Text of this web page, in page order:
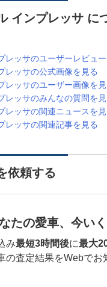
インプレッサ に
レッサのユーザーレビュ
レッサの公式画像を見る
レッサのユーザー画像を見
レッサのみんなの質問を見
レッサの関連ニュースを見
レッサの関連記事を見る
依頼する
たの愛車、今い
み最短3時間後に最大
の査定結果をWebでお